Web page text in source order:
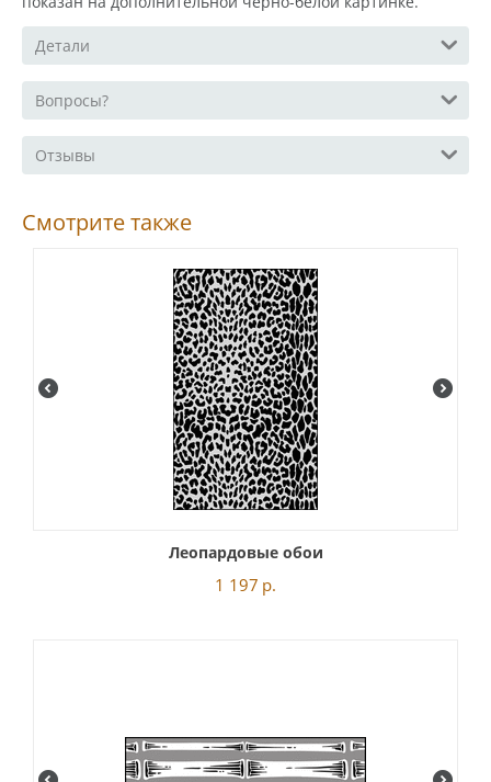
Детали
Вопросы?
Отзывы
Смотрите также
Леопардовые обои
1 197 р.